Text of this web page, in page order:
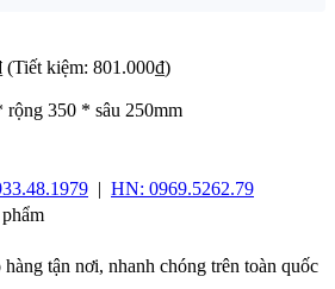
(Tiết kiệm: 801.000₫)
rộng 350 * sâu 250mm
| HN: 0969.5262.79
hàng tận nơi, nhanh chóng trên toàn quốc